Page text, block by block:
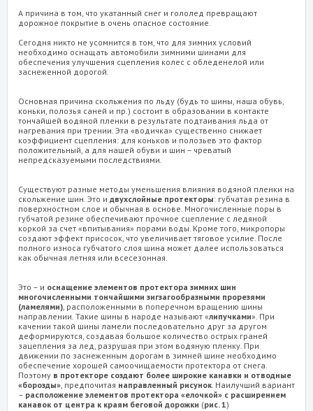
А причина в том, что укатанный снег и гололед превращают
дорожное покрытие в очень опасное состояние.
Сегодня никто не усомнится в том, что для зимних условий
необходимо оснащать автомобили зимними шинами для
обеспечения улучшения сцепления колес с обледенелой или
заснеженной дорогой.
Основная причина скольжения по льду (будь то шины, наша обувь,
коньки, полозья саней и пр.) состоит в образовании в контакте
тончайшей водяной пленки в результате подтаивания льда от
нагревания при трении. Эта «водичка» существенно снижает
коэффициент сцепления: для коньков и полозьев это фактор
положительный, а для нашей обуви и шин – чреватый
непредсказуемыми последствиями.
Существуют разные методы уменьшения влияния водяной пленки на
скольжение шин. Это и двухслойные протекторы: губчатая резина в
поверхностном слое и обычная в основе. Многочисленные поры в
губчатой резине обеспечивают прочное сцепление с ледяной
коркой за счет «впитывания» порами воды. Кроме того, микропоры
создают эффект присосок, что увеличивает тяговое усилие. После
полного износа губчатого слоя шина может далее использоваться
как обычная летняя или всесезонная.
Это – и оснащение элементов протектора зимних шин
многочисленными тончайшими зигзагообразными прорезями
(ламелями), расположенными в поперечном вращению шины
направлении. Такие шины в народе называют «липучками». При
качении такой шины ламели последовательно друг за другом
деформируются, создавая большое количество острых граней
зацепления за лед, разрушая при этом водяную пленку. При
движении по заснеженным дорогам в зимней шине необходимо
обеспечение хорошей самоочищаемости протектора от снега.
Поэтому в протекторе создают более широкие канавки и отводные
«борозды», предпочитая направленный рисунок. Наилучший вариант
– расположение элементов протектора «елочкой» с расширением
канавок от центра к краям беговой дорожки (рис. 1)